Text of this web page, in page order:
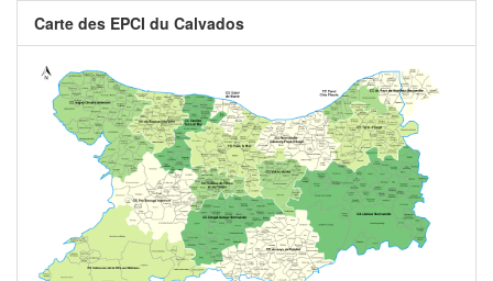
Carte des EPCI du Calvados